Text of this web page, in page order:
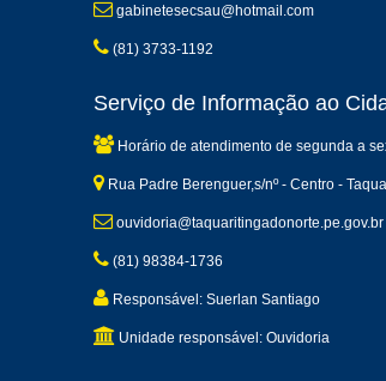
gabinetesecsau@hotmail.com
(81) 3733-1192
Serviço de Informação ao
Horário de atendimento de segunda a
Rua Padre Berenguer,s/nº - Centro -
ouvidoria@taquaritingadonorte.pe.gov.br
(81) 98384-1736
Responsável: Suerlan Santiago
Unidade responsável: Ouvidoria